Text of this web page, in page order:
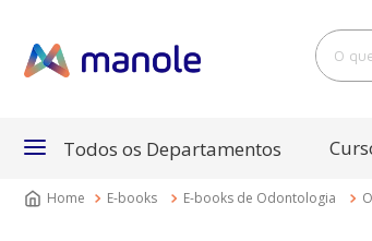
O que
Todos os Departamentos
E-books E-books de Odontologia